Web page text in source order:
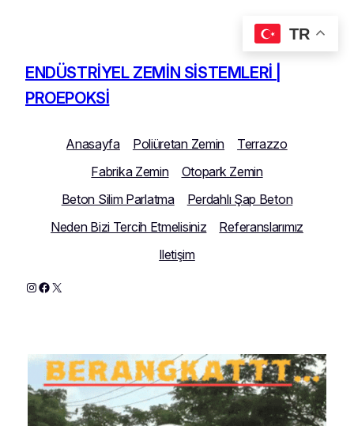
ENDÜSTRIYEL ZEMIN SISTEMLERI |
PROEPOKSI
Anasayfa Poliüretan Zemin
Terrazzo
Fabrika Zemin
Otopark Zemin
Beton Silim Parlatma
Perdahlı Şap Beton
Neden Bizi Tercih Etmelisiniz
Referanslarımız
Iletişim
Instagram
Facebook
X
TR